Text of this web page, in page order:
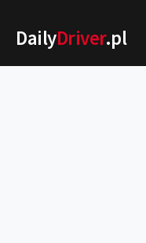
DailyDriver.pl